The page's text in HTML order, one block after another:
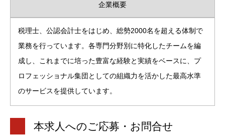
企業概要
税理士、公認会計士をはじめ、総勢2000名を超える体制で
業務を行っています。各専門分野別に特化したチームを編
成し、これまでに培った豊富な経験と実績をベースに、プ
ロフェッショナル集団としての組織力を活かした最高水準
のサービスを提供しています。
本求人へのご応募・お問合せ